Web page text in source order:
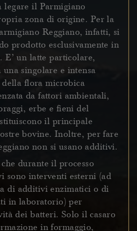
legare il Parmigiano
zona di origine. Per la
Reggiano, infatti, si
prodotto esclusivamente in
E’ un latte particolare,
una singolare e intensa
flora microbica
da fattori ambientali,
erbe e fieni del
il principale
bovine. Inoltre, per fare
non si usano additivi.
durante il processo
sono interventi esterni (ad
di additivi enzimatici o di
in laboratorio) per
dei batteri. Solo il casaro
in formaggio,